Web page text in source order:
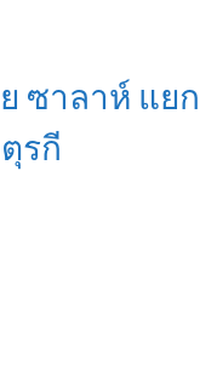
ซาลาห์ แยก
รกี